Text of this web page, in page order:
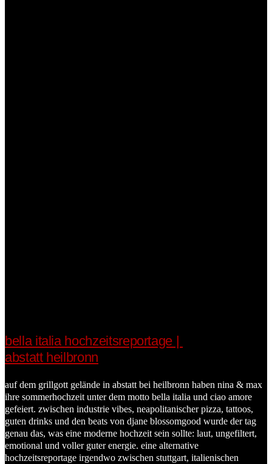
bella italia hochzeitsreportage |
abstatt heilbronn
auf dem grillgott gelände in abstatt bei heilbronn haben nina & max
ihre sommerhochzeit unter dem motto bella italia und ciao amore
gefeiert. zwischen industrie vibes, neapolitanischer pizza, tattoos,
guten drinks und den beats von djane blossomgood wurde der tag
genau das, was eine moderne hochzeit sein sollte: laut, ungefiltert,
emotional und voller guter energie. eine alternative
hochzeitsreportage irgendwo zwischen stuttgart, italienischen